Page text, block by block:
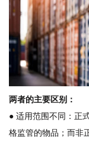
两者的主要区别：
● 适用范围不同：正
格监管的物品；而非